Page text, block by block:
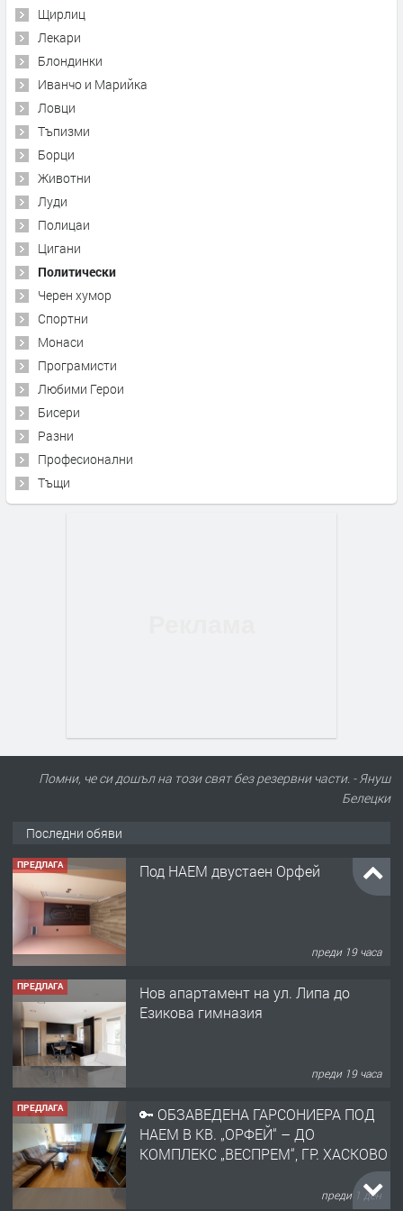
Щирлиц
Лекари
Блондинки
Иванчо и Марийка
Ловци
Тъпизми
Борци
Животни
Луди
Полицаи
Цигани
Политически
Черен хумор
Спортни
Монаси
Програмисти
Любими Герои
Бисери
Разни
Професионални
Тъщи
Помни, че си дошъл на този свят без резервни части. - Януш
Белецки
Последни обяви
ПРЕДЛАГА Под НАЕМ двустаен Орфей
преди 19 часа
ПРЕДЛАГА
Нов апартамент на ул. Липа до
Езикова гимназия
преди 19 часа
ПРЕДЛАГА
🔑 ОБЗАВЕДЕНА ГАРСОНИЕРА ПОД
НАЕМ В КВ. „ОРФЕЙ“ – ДО
КОМПЛЕКС „ВЕСПРЕМ“, ГР. ХАСКОВО
преди 1 ден